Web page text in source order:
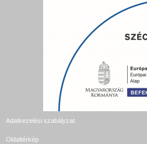
Adatkezelési szabályzat
Oldaltérkép